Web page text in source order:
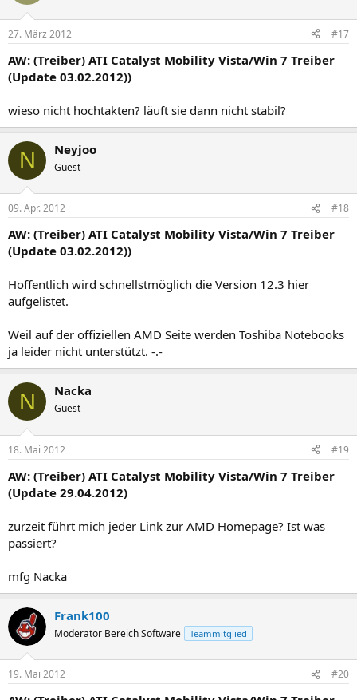
27. März 2012 #17
AW: (Treiber) ATI Catalyst Mobility Vista/Win 7 Treiber
(Update 03.02.2012))
wieso nicht hochtakten? läuft sie dann nicht stabil?
N Neyjoo
Guest
09. Apr. 2012 #18
AW: (Treiber) ATI Catalyst Mobility Vista/Win 7 Treiber
(Update 03.02.2012))
Hoffentlich wird schnellstmöglich die Version 12.3 hier
aufgelistet.
Weil auf der offiziellen AMD Seite werden Toshiba Notebooks
ja leider nicht unterstützt. -.-
N Nacka
Guest
18. Mai 2012 #19
AW: (Treiber) ATI Catalyst Mobility Vista/Win 7 Treiber
(Update 29.04.2012)
zurzeit führt mich jeder Link zur AMD Homepage? Ist was
passiert?
mfg Nacka
Frank100
Moderator Bereich Software Teammitglied
19. Mai 2012 #20